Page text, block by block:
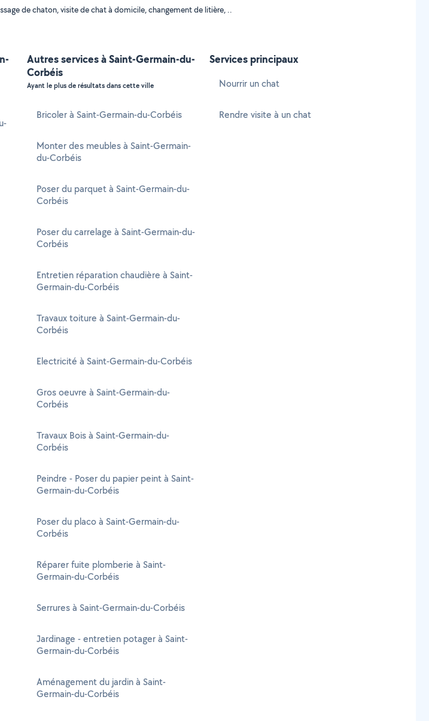
de chaton, visite de chat à domicile, changement de litière, ..
Autres services à Saint-Germain-du-
Corbéis
Ayant le plus de résultats dans cette ville
Bricoler à Saint-Germain-du-Corbéis
Monter des meubles à Saint-Germain-
du-Corbéis
Poser du parquet à Saint-Germain-du-
Corbéis
Poser du carrelage à Saint-Germain-du-
Corbéis
Entretien réparation chaudière à Saint-
Germain-du-Corbéis
Travaux toiture à Saint-Germain-du-
Corbéis
Electricité à Saint-Germain-du-Corbéis
Gros oeuvre à Saint-Germain-du-
Corbéis
Travaux Bois à Saint-Germain-du-
Corbéis
Peindre - Poser du papier peint à Saint-
Germain-du-Corbéis
Poser du placo à Saint-Germain-du-
Corbéis
Réparer fuite plomberie à Saint-
Germain-du-Corbéis
Serrures à Saint-Germain-du-Corbéis
Jardinage - entretien potager à Saint-
Germain-du-Corbéis
Aménagement du jardin à Saint-
Germain-du-Corbéis
Services principaux
Nourrir un chat
Rendre visite à un chat